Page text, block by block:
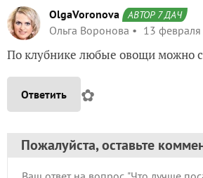
OlgaVoronova АВТОР 7 ДАЧ
Ольга Воронова 13
По клубнике любые овощи можно
Ответить ✿
Пожалуйста, оставьте